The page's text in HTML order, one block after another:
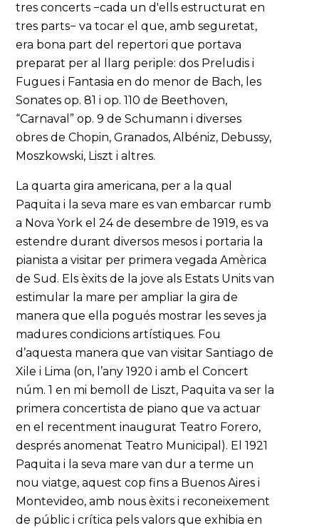
tres concerts −cada un d'ells estructurat en
tres parts− va tocar el que, amb seguretat,
era bona part del repertori que portava
preparat per al llarg periple: dos Preludis i
Fugues i Fantasia en do menor de Bach, les
Sonates op. 81 i op. 110 de Beethoven,
“Carnaval” op. 9 de Schumann i diverses
obres de Chopin, Granados, Albéniz, Debussy,
Moszkowski, Liszt i altres.
La quarta gira americana, per a la qual
Paquita i la seva mare es van embarcar rumb
a Nova York el 24 de desembre de 1919, es va
estendre durant diversos mesos i portaria la
pianista a visitar per primera vegada Amèrica
de Sud. Els èxits de la jove als Estats Units van
estimular la mare per ampliar la gira de
manera que ella pogués mostrar les seves ja
madures condicions artístiques. Fou
d’aquesta manera que van visitar Santiago de
Xile i Lima (on, l’any 1920 i amb el Concert
núm. 1 en mi bemoll de Liszt, Paquita va ser la
primera concertista de piano que va actuar
en el recentment inaugurat Teatro Forero,
després anomenat Teatro Municipal). El 1921
Paquita i la seva mare van dur a terme un
nou viatge, aquest cop fins a Buenos Aires i
Montevideo, amb nous èxits i reconeixement
de públic i crítica pels valors que exhibia en